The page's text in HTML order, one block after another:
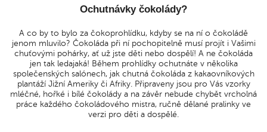
Ochutnávky čokolády?
A co by to bylo za čokoprohlídku, kdyby se na ní o čokoládě
jenom mluvilo? Čokoláda při ní pochopitelně musí projít i Vašimi
chuťovými pohárky, ať už jste děti nebo dospělí! A ne čokoláda
jen tak ledajaká! Během prohlídky ochutnáte v několika
společenských salónech, jak chutná čokoláda z kakaovníkových
plantáží Jižní Ameriky či Afriky. Připraveny jsou pro Vás vzorky
mléčné, hořké i bílé čokolády a na závěr nebude chybět vrcholná
práce každého čokoládového mistra, ručně dělané pralinky ve
verzi pro děti a dospělé.